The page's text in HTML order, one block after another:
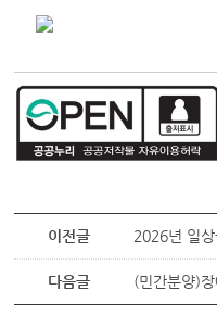
이전글 2026년 일
다음글